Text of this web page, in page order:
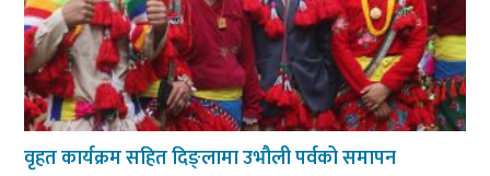
वृहत कार्यक्रम सहित दिङ्लामा उभौली पर्वको समापन